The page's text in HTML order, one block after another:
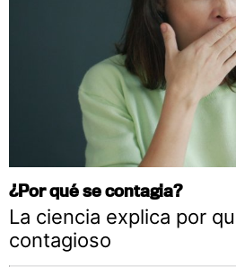
¿Por qué se contagia?
La ciencia explica por
contagioso